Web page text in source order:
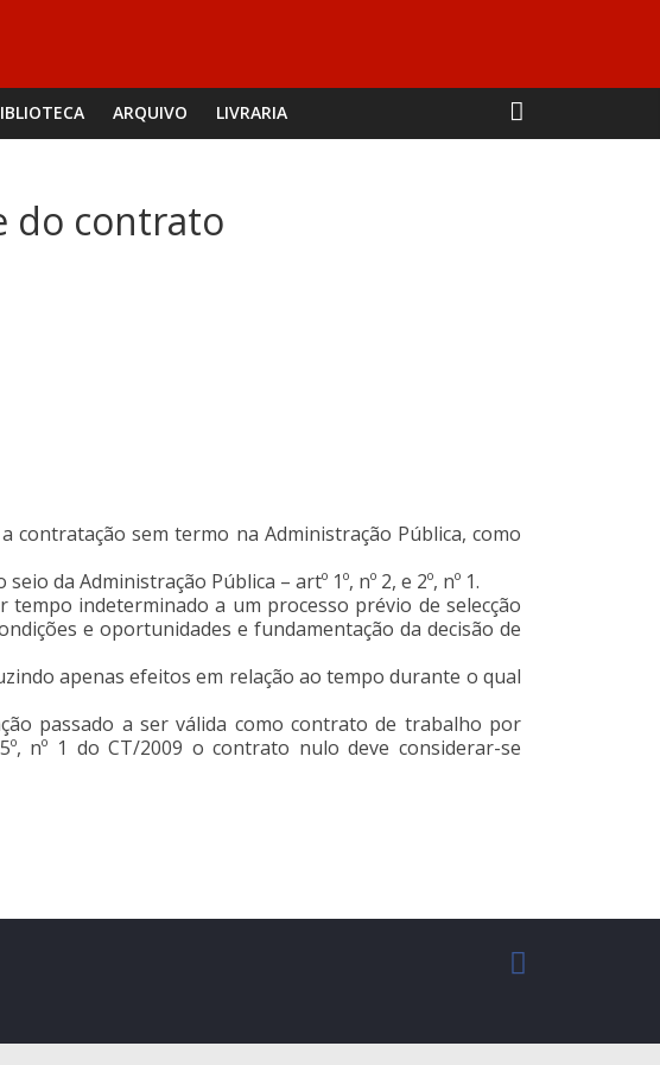
ARQUIVO LIVRARIA
do contrato
contratação sem termo na Administração Pública, como
da Administração Pública – artº 1º, nº 2, e 2º, nº 1.
indeterminado a um processo prévio de selecção
e oportunidades e fundamentação da decisão de
apenas efeitos em relação ao tempo durante o qual
passado a ser válida como contrato de trabalho por
nº 1 do CT/2009 o contrato nulo deve considerar-se